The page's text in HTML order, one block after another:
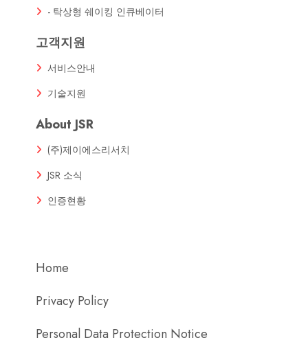
- 탁상형 쉐이킹 인큐베이터
고객지원
서비스안내
기술지원
About JSR
(주)제이에스리서치
JSR 소식
인증현황
Home
Privacy Policy
Personal Data Protection Notice